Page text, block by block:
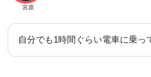
宮原
自分でも1時間ぐらい電車に乗っ